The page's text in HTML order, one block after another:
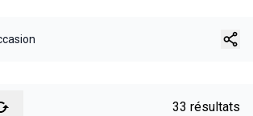
33 résultats